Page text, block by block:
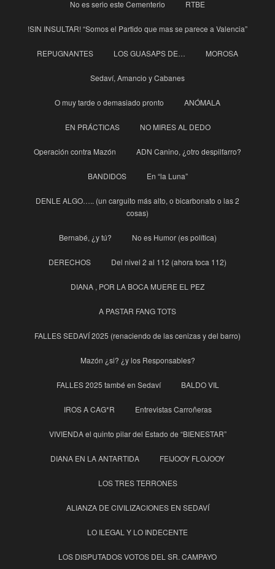
No es serio este Cementerio RTBE
!SIN INSULTAR! “Somos el Partido que mas se parece a Valencia”
REPUGNANTES LOS GUASAPS DE… MOROSA
Sedaví, Amancio y Cabanes
O muy tarde o demasiado pronto ANÓMALA
EN PRÁCTICAS NO MIRES AL DEDO
Operación contra Mazón ADN Canino, ¿otro despilfarro?
BANDIDOS En “la Luna”
DENLE ALGO….. (un carguito más alto, o bicarbonato o las 2
cosas)
Bernabé, ¿y tú? No es Humor (es política)
DERECHOS Del nivel 2 al 112 (ahora toca 112)
DIANA , POR LA BOCA MUERE EL PEZ
A PASTAR FANG TOTS
FALLES SEDAVÍ 2025 (renaciendo de las cenizas y del barro)
Mazón ¿si? ¿y los Responsables?
FALLES 2025 també en Sedaví BALDO VIL
IROS A CAG*R Entrevistas Carroñeras
VIVIENDA el quinto pilar del Estado de “BIENESTAR”
DIANA EN LA ANTARTIDA FEIJOOY FLOJOOY
LOS TRES TERRONES
ALIANZA DE CIVILIZACIONES EN SEDAVÍ
LO ILEGAL Y LO INDECENTE
LOS DISPUTADOS VOTOS DEL SR. CAMPAYO